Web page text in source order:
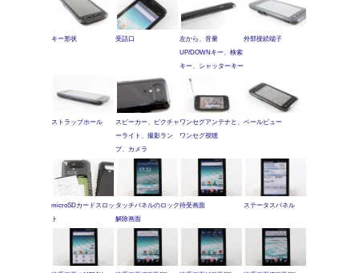
キー形状 受話口
左から、音量
UP/DOWNキー、検索
キー、シャッターキー
外部接続端子
ストラップホール
スピーカー、ピクチャ
ーライト、撮影ラン
プ、カメラ
ワンセグアンテナと、
ワンセグ視聴
ベールビュー
microSDカードスロッ
ト
タッチパネルのロック
解除画面
待受画面 ステータスパネル